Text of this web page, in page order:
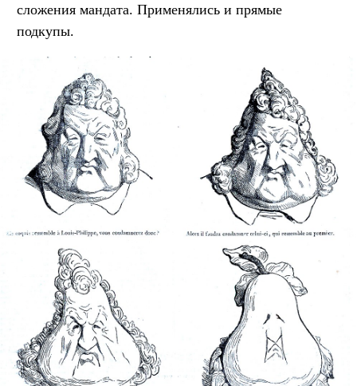
сложения мандата. Применялись и прямые
подкупы.